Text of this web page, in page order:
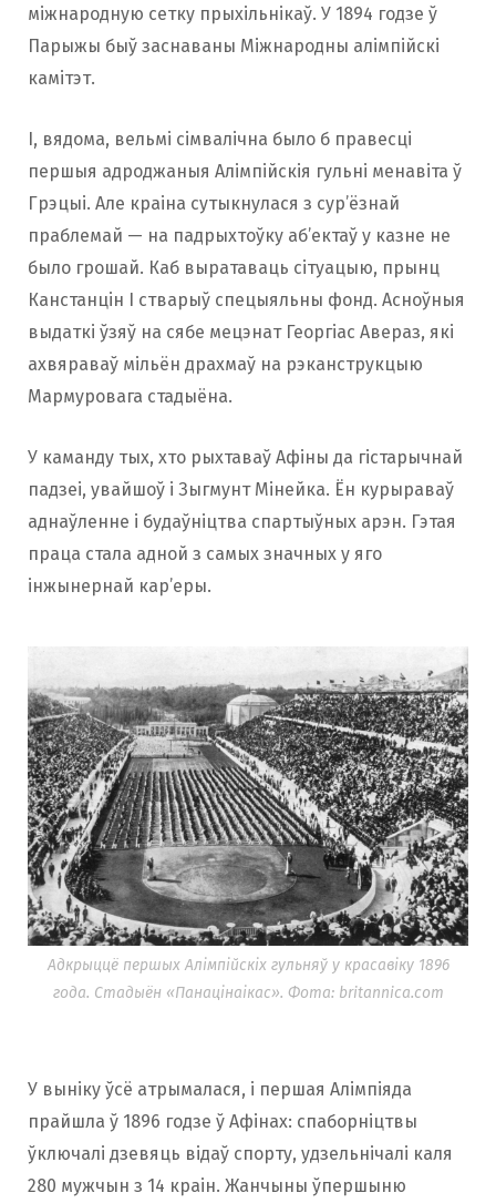
міжнародную сетку прыхільнікаў. У 1894 годзе ў
Парыжы быў заснаваны Міжнародны алімпійскі
камітэт.
І, вядома, вельмі сімвалічна было б правесці
першыя адроджаныя Алімпійскія гульні менавіта ў
Грэцыі. Але краіна сутыкнулася з сур’ёзнай
праблемай — на падрыхтоўку аб’ектаў у казне не
было грошай. Каб выратаваць сітуацыю, прынц
Канстанцін I стварыў спецыяльны фонд. Асноўныя
выдаткі ўзяў на сябе мецэнат Георгіас Авераз, які
ахвяраваў мільён драхмаў на рэканструкцыю
Мармуровага стадыёна.
У каманду тых, хто рыхтаваў Афіны да гістарычнай
падзеі, увайшоў і Зыгмунт Мінейка. Ён курыраваў
аднаўленне і будаўніцтва спартыўных арэн. Гэтая
праца стала адной з самых значных у яго
інжынернай кар’еры.
Адкрыццё першых Алімпійскіх гульняў у красавіку 1896
года. Стадыён «Панацінаікас». Фота: britannica.com
У выніку ўсё атрымалася, і першая Алімпіяда
прайшла ў 1896 годзе ў Афінах: спаборніцтвы
ўключалі дзевяць відаў спорту, удзельнічалі каля
280 мужчын з 14 краін. Жанчыны ўпершыню